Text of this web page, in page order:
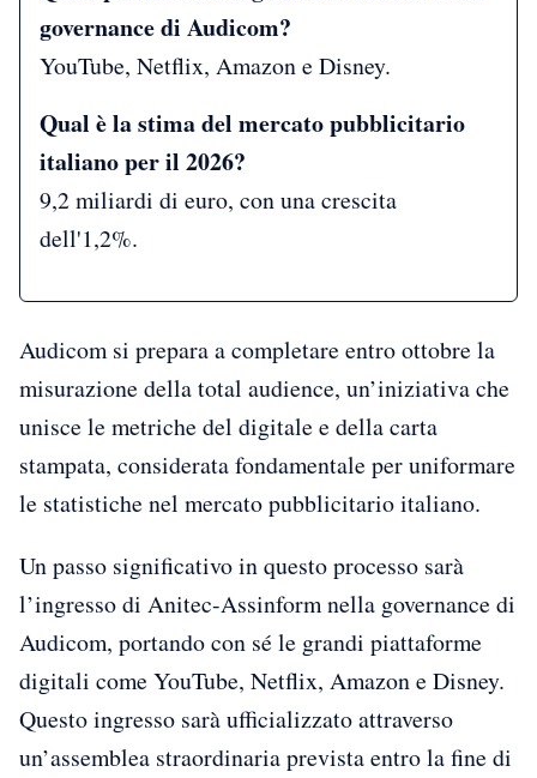
governance di Audicom?
YouTube, Netflix, Amazon e Disney.
Qual è la stima del mercato pubblicitario
italiano per il 2026?
9,2 miliardi di euro, con una crescita
dell'1,2%.
Audicom si prepara a completare entro ottobre la
misurazione della total audience, un’iniziativa che
unisce le metriche del digitale e della carta
stampata, considerata fondamentale per uniformare
le statistiche nel mercato pubblicitario italiano.
Un passo significativo in questo processo sarà
l’ingresso di Anitec-Assinform nella governance di
Audicom, portando con sé le grandi piattaforme
digitali come YouTube, Netflix, Amazon e Disney.
Questo ingresso sarà ufficializzato attraverso
un’assemblea straordinaria prevista entro la fine di